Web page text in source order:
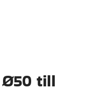
Ø50 till